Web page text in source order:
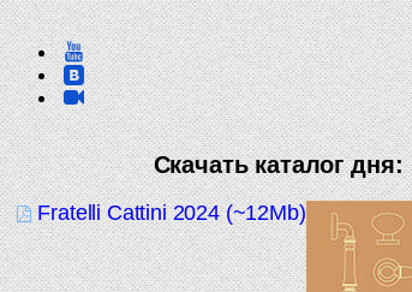
Скачать каталог дня:
Fratelli Cattini 2024 (~12Mb)